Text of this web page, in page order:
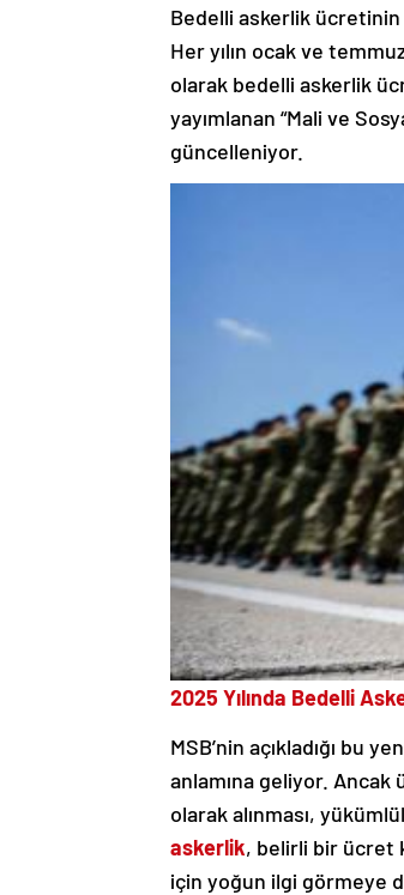
Bedelli askerlik ücretinin
Her yılın ocak ve
olarak bedelli askerlik
yayımlanan “Mali ve
güncelleniyor.
2025 Yılında Bedelli
MSB’nin açıkladığı bu
anlamına geliyor.
olarak alınması,
askerlik, belirli bir ücret
için yoğun ilgi görmeye